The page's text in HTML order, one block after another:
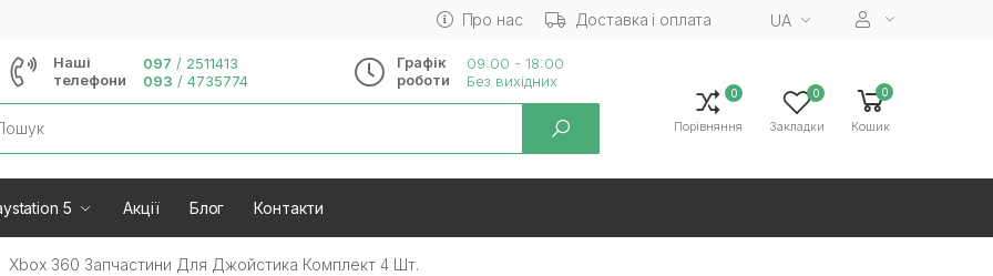
Про нас Доставка і оплата UA
Наші
телефони
097 / 2511413
093 / 4735774
Графік
роботи
09:00 - 18:00
Без вихiдних
0
Порівняння
0
Закладки
0
Кошик
5 Акції Блог Контакти
Xbox 360 Запчастини Для Джойстика Комплект 4 Шт.